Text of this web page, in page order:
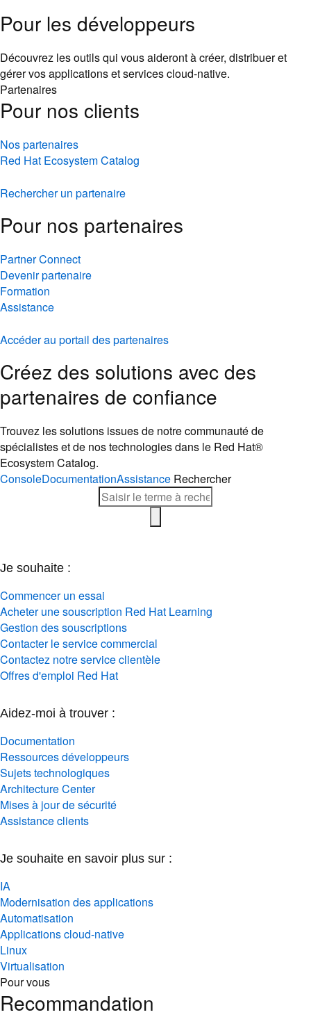
Pour les développeurs
Découvrez les outils qui vous aideront à créer, distribuer et
gérer vos applications et services cloud-native.
Partenaires
Pour nos clients
Nos partenaires
Red Hat Ecosystem Catalog
Rechercher un partenaire
Pour nos partenaires
Partner Connect
Devenir partenaire
Formation
Assistance
Accéder au portail des partenaires
Créez des solutions avec des
partenaires de confiance
Trouvez les solutions issues de notre communauté de
spécialistes et de nos technologies dans le Red Hat®
Ecosystem Catalog.
ConsoleDocumentationAssistance Rechercher
Je souhaite :
Commencer un essai
Acheter une souscription Red Hat Learning
Gestion des souscriptions
Contacter le service commercial
Contactez notre service clientèle
Offres d'emploi Red Hat
Aidez-moi à trouver :
Documentation
Ressources développeurs
Sujets technologiques
Architecture Center
Mises à jour de sécurité
Assistance clients
Je souhaite en savoir plus sur :
IA
Modernisation des applications
Automatisation
Applications cloud-native
Linux
Virtualisation
Pour vous
Recommandation